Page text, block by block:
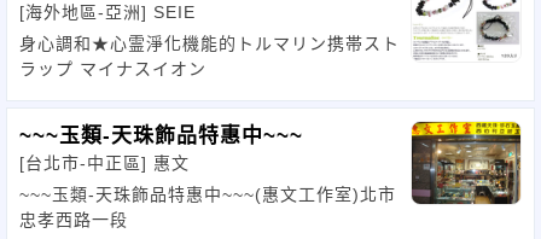
飾品
[海外地區-亞洲] SEIE
身心調和★心霊淨化機能的トルマリン携帯スト
ラップ マイナスイオン
~~~玉類-天珠飾品特惠中~~~
[台北市-中正區] 惠文
~~~玉類-天珠飾品特惠中~~~(惠文工作室)北市
忠孝西路一段